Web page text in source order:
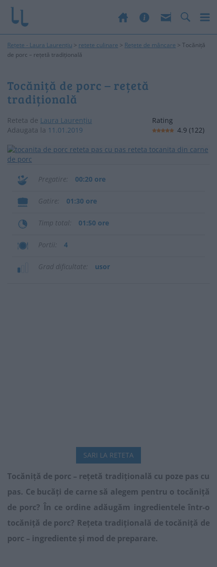
Rețete - Laura Laurențiu > retete culinare > Rețete de mâncare > Tocăniță
de porc – rețetă tradițională
Tocăniță de porc – rețetă
tradițională
Reteta de Laura Laurențiu
Adaugata la 11.01.2019
Rating
4.9 (122)
Pregatire 00:20 ore
Gatire 01:30 ore
Timp total 01:50 ore
Portii 4
Grad dificultate usor
SARI LA RETETA
Tocăniță de porc – rețetă tradițională cu poze pas cu
pas. Ce bucăți de carne să alegem pentru o tocăniță
de porc? În ce ordine adăugăm ingredientele într-o
tocăniță de porc? Rețeta tradițională de tocăniță de
porc – ingrediente și mod de preparare.